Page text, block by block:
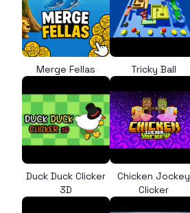
Merge Fellas Tricky Ball
Duck Duck Clicker
3D
Chicken Jockey
Clicker